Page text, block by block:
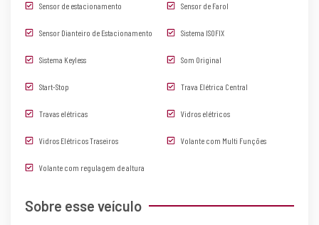
Sensor de estacionamento Sensor de Farol
Sensor Dianteiro de Estacionamento Sistema ISOFIX
Sistema Keyless Som Original
Start-Stop Trava Elétrica Central
Travas elétricas Vidros elétricos
Vidros Elétricos Traseiros Volante com Multi Funções
Volante com regulagem de altura
Sobre esse veículo